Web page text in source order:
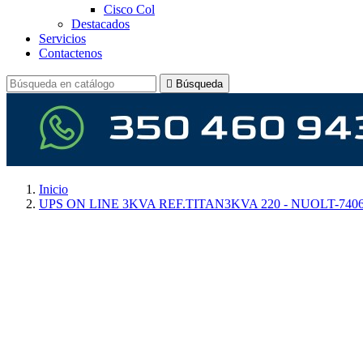
Cisco Col
Destacados
Servicios
Contactenos
 Búsqueda
Inicio
UPS ON LINE 3KVA REF.TITAN3KVA 220 - NUOLT-